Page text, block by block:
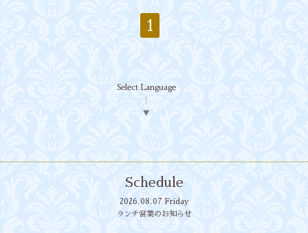
1
Select Language
▼
Schedule
2026.08.07 Friday
ランチ営業のお知らせ